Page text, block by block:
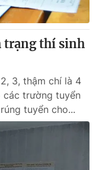
trạng thí sinh
3, thậm chí là 4
các trường tuyển
tuyển cho...